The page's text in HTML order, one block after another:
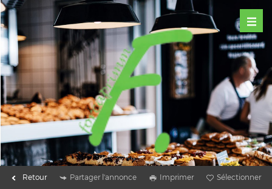
Retour Partager l'annonce Imprimer Sélectionner